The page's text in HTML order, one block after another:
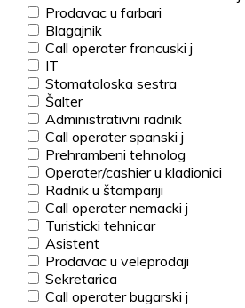
Prodavac u farbari
Blagajnik
Call operater francuski j
IT
Stomatoloska sestra
Šalter
Administrativni radnik
Call operater spanski j
Prehrambeni tehnolog
Operater/cashier u kladionici
Radnik u štampariji
Call operater nemacki j
Turisticki tehnicar
Asistent
Prodavac u veleprodaji
Sekretarica
Call operater bugarski j